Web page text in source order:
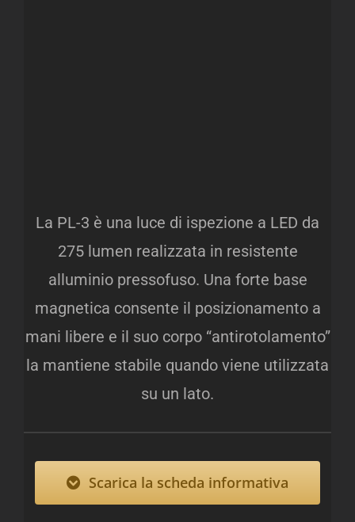
La PL-3 è una luce di ispezione a LED da
275 lumen realizzata in resistente
alluminio pressofuso. Una forte base
magnetica consente il posizionamento a
mani libere e il suo corpo “antirotolamento”
la mantiene stabile quando viene utilizzata
su un lato.
Scarica la scheda informativa